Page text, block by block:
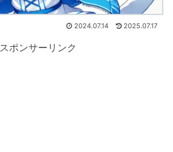
2024.07.14 2025.07.17
スポンサーリンク